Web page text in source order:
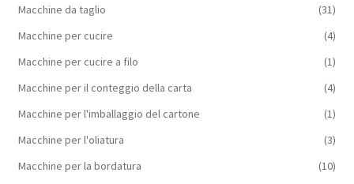
Macchine da taglio
(31)
Macchine per cucire
(4)
Macchine per cucire a filo
(1)
Macchine per il conteggio della carta
(4)
Macchine per l'imballaggio del cartone
(1)
Macchine per l'oliatura
(3)
Macchine per la bordatura
(10)